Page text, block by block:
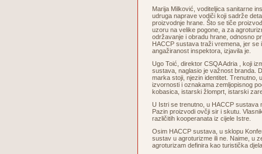
Marija Milković, voditeljica sanitarne
udruga naprave vodiči koji sadrže
proizvodnje hrane. Što se tiče
uzoru na velike pogone, a za
održavanje i obradu hrane, odnosno
HACCP sustava traži vremena, jer se
angažiranost inspektora, izjavila je.
Ugo Toić, direktor CSQA Adria , koji
sustava, naglasio je važnost branda.
marka stoji, njezin identitet. Trenutno,
izvornosti i oznakama zemljopisnog
kobasica, istarski žlomprt, istarski
U Istri se trenutno, u HACCP sustava
Pazin proizvodi ovčji sir i skutu.
različitih kooperanata iz cijele Istre.
Osim HACCP sustava, u sklopu
sustav u agroturizme ili ne. Naime, u
agroturizam definira kao turistička